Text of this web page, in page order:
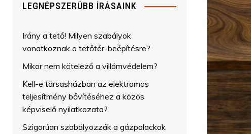
LEGNÉPSZERŰBB ÍRÁSAINK
Irány a tető! Milyen szabályok
vonatkoznak a tetőtér-beépítésre?
Mikor nem kötelező a villámvédelem?
Kell-e társasházban az elektromos
teljesítmény bővítéséhez a közös
képviselő nyilatkozata?
Szigorúan szabályozzák a gázpalackok